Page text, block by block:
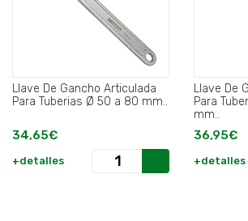
Llave De Gancho Articulada
Para Tuberias Ø 50 a 80 mm..
34,65€
+detalles
Llave De
Para
mm..
36,95€
+detalles